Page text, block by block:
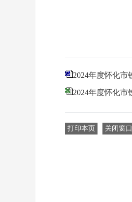
2024年度怀化市
2024年度怀化市
打印本页 关闭窗口